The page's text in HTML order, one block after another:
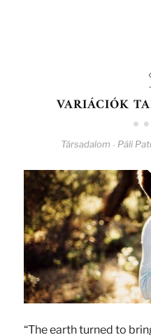
VARIÁCIÓK
Társadalom - Páli
“The earth turned to